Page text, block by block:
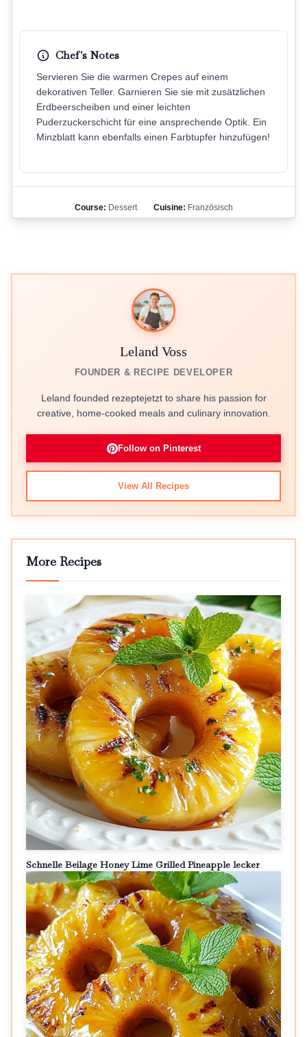
Chef's Notes
Servieren Sie die warmen Crepes auf einem
dekorativen Teller. Garnieren Sie sie mit zusätzlichen
Erdbeerscheiben und einer leichten
Puderzuckerschicht für eine ansprechende Optik. Ein
Minzblatt kann ebenfalls einen Farbtupfer hinzufügen!
Course: Dessert Cuisine: Französisch
Leland Voss
FOUNDER & RECIPE DEVELOPER
Leland founded rezeptejetzt to share his passion for
creative, home-cooked meals and culinary innovation.
Follow on Pinterest
View All Recipes
More Recipes
Schnelle Beilage Honey Lime Grilled Pineapple lecker